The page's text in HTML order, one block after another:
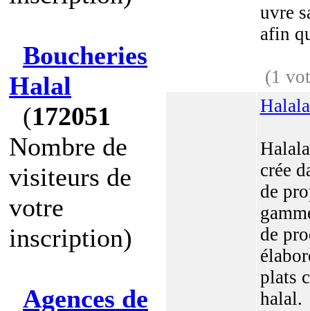
Boucheries
Halal
(172051
Nombre de
visiteurs de
votre
inscription)
Agences de
uvre
afin
(1
crée
de
de
plats
halal.